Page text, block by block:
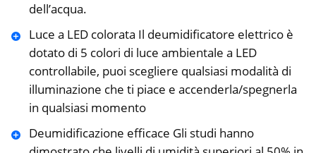
dell’acqua.
Luce a LED colorata Il deumidificatore elettrico è
dotato di 5 colori di luce ambientale a LED
controllabile, puoi scegliere qualsiasi modalità di
illuminazione che ti piace e accenderla/spegnerla
in qualsiasi momento
Deumidificazione efficace Gli studi hanno